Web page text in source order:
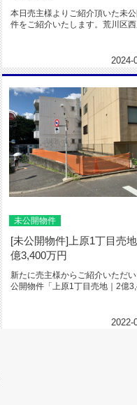
本日売主様よりご紹介頂いた未
件をご紹介いたします。荒川区
2024-
未公開物件
[未公開物件]上原1丁目売
億3,400万円
新たに売主様からご紹介いただ
公開物件「上原1丁目売地｜2億
2022-